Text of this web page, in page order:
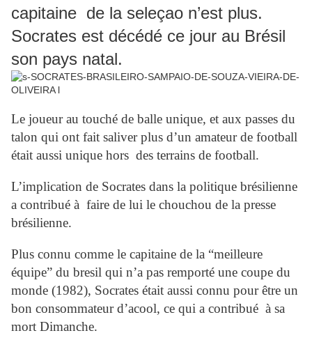
capitaine de la seleçao n’est plus.
Socrates est décédé ce jour au Brésil
son pays natal.
Le joueur au touché de balle unique, et aux passes du
talon qui ont fait saliver plus d’un amateur de football
était aussi unique hors des terrains de football.
L’implication de Socrates dans la politique brésilienne
a contribué à faire de lui le chouchou de la presse
brésilienne.
Plus connu comme le capitaine de la “meilleure
équipe” du bresil qui n’a pas remporté une coupe du
monde (1982), Socrates était aussi connu pour être un
bon consommateur d’acool, ce qui a contribué à sa
mort Dimanche.